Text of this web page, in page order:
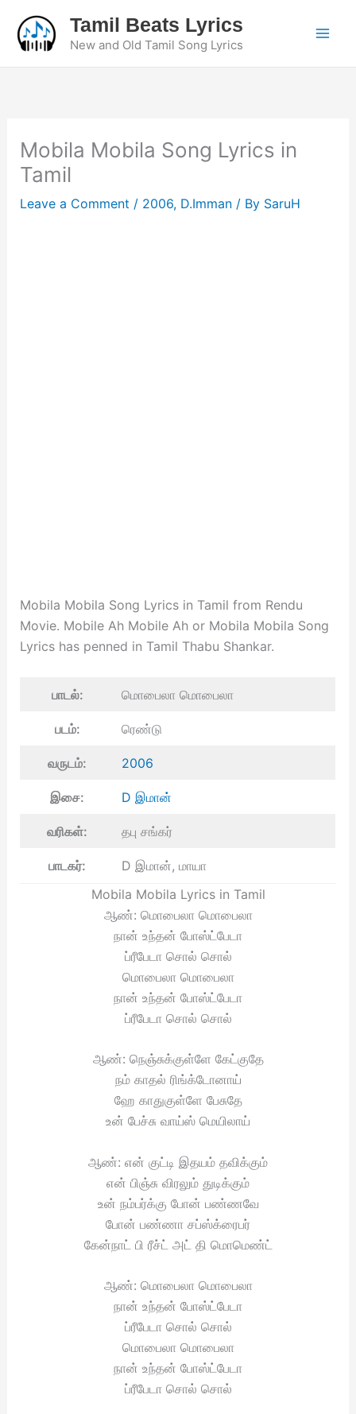
content
Tamil Beats Lyrics
New and Old Tamil Song Lyrics
Mobila Mobila Song Lyrics in
Tamil
Leave a Comment / 2006, D.Imman/ By SaruH
Mobila Mobila Song Lyrics in Tamil from Rendu
Movie. Mobile Ah Mobile Ah or Mobila Mobila Song
Lyrics has penned in Tamil Thabu Shankar.
பாடல்: மொபைலா மொபைலா
படம்: ரெண்டு
வருடம்: 2006
இசை: D இமான்
வரிகள்: தபு சங்கர்
பாடகர்:
D இமான், மாயா
Mobila Mobila Lyrics in Tamil
ஆண்: மொபைலா மொபைலா
நான் உந்தன் போஸ்ட்பேடா
ப்ரீபேடா சொல் சொல்
மொபைலா மொபைலா
நான் உந்தன் போஸ்ட்பேடா
ப்ரீபேடா சொல் சொல்
ஆண்: நெஞ்சுக்குள்ளே கேட்குதே
நம் காதல் ரிங்க்டோனாய்
ஹே காதுகுள்ளே பேசுதே
உன் பேச்சு வாய்ஸ் மெயிலாய்
ஆண்: என் குட்டி இதயம் தவிக்கும்
என் பிஞ்சு விரலும் துடிக்கும்
உன் நம்பர்க்கு போன் பண்ணவே
போன் பண்ணா சப்ஸ்க்ரைபர்
கேன்நாட் பி ரீச்ட் அட் தி மொமெண்ட்
ஆண்: மொபைலா மொபைலா
நான் உந்தன் போஸ்ட்பேடா
ப்ரீபேடா சொல் சொல்
மொபைலா மொபைலா
நான் உந்தன் போஸ்ட்பேடா
ப்ரீபேடா சொல் சொல்